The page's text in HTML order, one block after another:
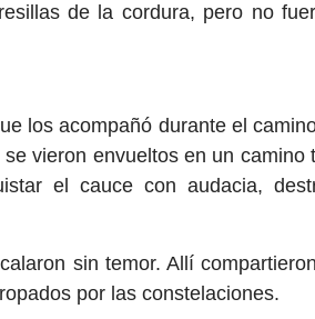
de la cordura, pero no
los acompañó durante el
vieron envueltos en un
el cauce con audacia,
sin temor. Allí
por las constelaciones.